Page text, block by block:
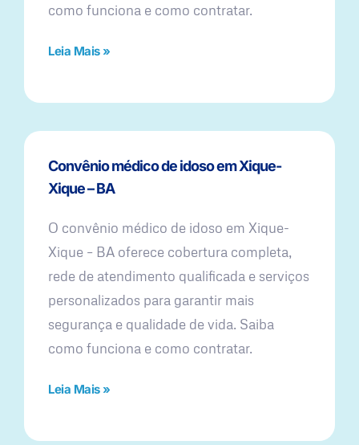
como funciona e como contratar.
Leia Mais »
Convênio médico de idoso em Xique-
Xique – BA
O convênio médico de idoso em Xique-
Xique – BA oferece cobertura completa,
rede de atendimento qualificada e serviços
personalizados para garantir mais
segurança e qualidade de vida. Saiba
como funciona e como contratar.
Leia Mais »